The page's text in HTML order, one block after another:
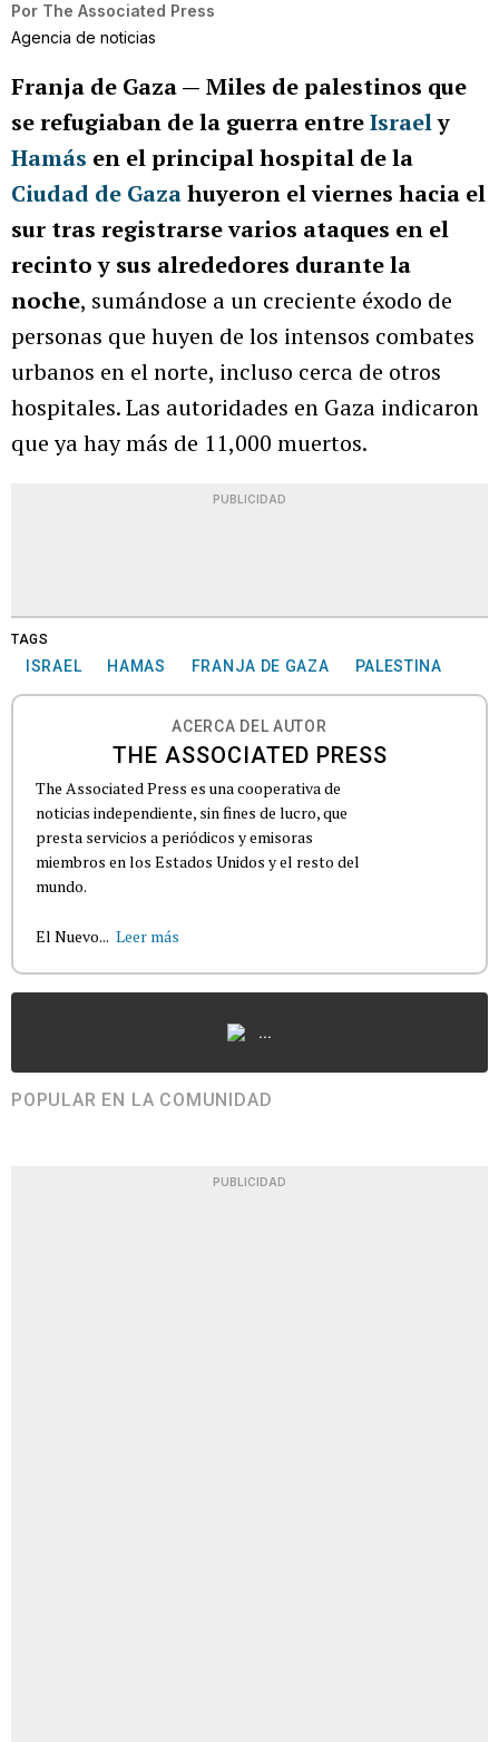
Por The Associated Press
Agencia de noticias
Franja de Gaza — Miles de palestinos que
se refugiaban de la guerra entreIsraely
Hamás en el principal hospital de la
Ciudad de Gazahuyeron el viernes hacia el
sur tras registrarse varios ataques en el
recinto y sus alrededores durante la
noche, sumándose a un creciente éxodo de
personas que huyen de los intensos combates
urbanos en el norte, incluso cerca de otros
hospitales. Las autoridades en Gaza indicaron
que ya hay más de 11,000 muertos.
PUBLICIDAD
TAGS
ISRAEL HAMAS FRANJA DE GAZA PALESTINA
ACERCA DEL AUTOR
THE ASSOCIATED PRESS
The Associated Press es una cooperativa de
noticias independiente, sin fines de lucro, que
presta servicios a periódicos y emisoras
miembros en los Estados Unidos y el resto del
mundo.
El Nuevo... Leer más
...
POPULAR EN LA COMUNIDAD
PUBLICIDAD